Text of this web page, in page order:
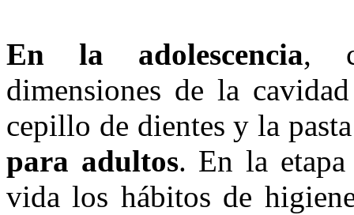
En la adolescencia,
dimensiones de la
cepillo de dientes y la
para adultos. En la etapa
vida los hábitos de